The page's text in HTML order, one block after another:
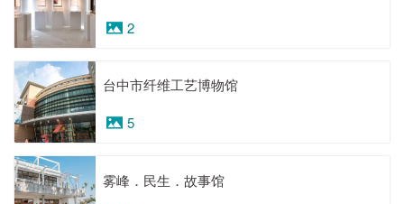
2
台中市纤维工艺博物馆
5
雾峰．民生．故事馆